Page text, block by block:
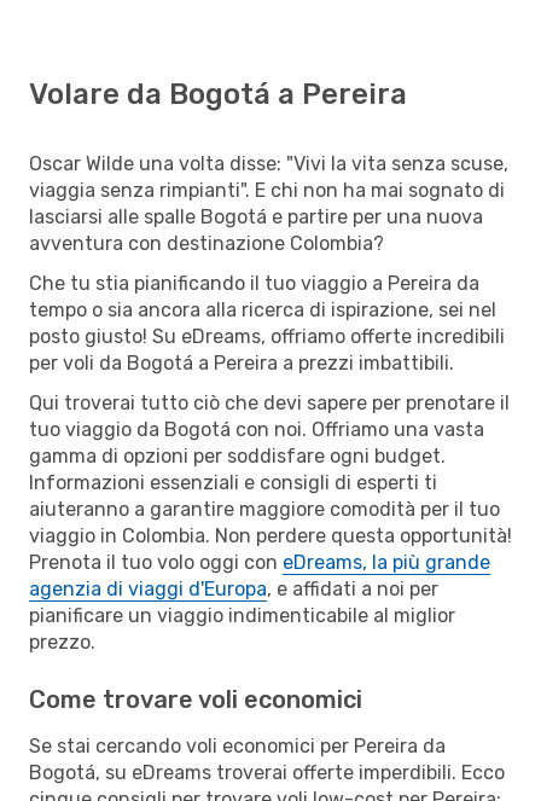
Volare da Bogotá a Pereira
Oscar Wilde una volta disse: "Vivi la vita senza scuse,
viaggia senza rimpianti". E chi non ha mai sognato di
lasciarsi alle spalle Bogotá e partire per una nuova
avventura con destinazione Colombia?
Che tu stia pianificando il tuo viaggio a Pereira da
tempo o sia ancora alla ricerca di ispirazione, sei nel
posto giusto! Su eDreams, offriamo offerte incredibili
per voli da Bogotá a Pereira a prezzi imbattibili.
Qui troverai tutto ciò che devi sapere per prenotare il
tuo viaggio da Bogotá con noi. Offriamo una vasta
gamma di opzioni per soddisfare ogni budget.
Informazioni essenziali e consigli di esperti ti
aiuteranno a garantire maggiore comodità per il tuo
viaggio in Colombia. Non perdere questa opportunità!
Prenota il tuo volo oggi con eDreams, la più grande
agenzia di viaggi d'Europa, e affidati a noi per
pianificare un viaggio indimenticabile al miglior
prezzo.
Come trovare voli economici
Se stai cercando voli economici per Pereira da
Bogotá, su eDreams troverai offerte imperdibili. Ecco